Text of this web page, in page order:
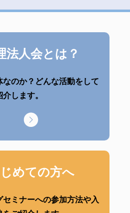
法人会とは？
なのか？どんな活動をして
します。
めての方へ
セミナーへの参加方法や入